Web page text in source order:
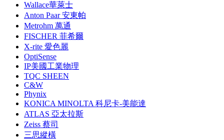
Wallace華萊士
Anton Paar 安東帕
Metrohm 萬通
FISCHER 菲希爾
X-rite 愛色麗
OptiSense
IP美國工業物理
TQC SHEEN
C&W
Phynix
KONICA MINOLTA 科尼卡-美能達
ATLAS 亞太拉斯
Zeiss 蔡司
三思縱橫